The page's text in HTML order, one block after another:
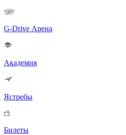
G-Drive Арена
Академия
Ястребы
Билеты